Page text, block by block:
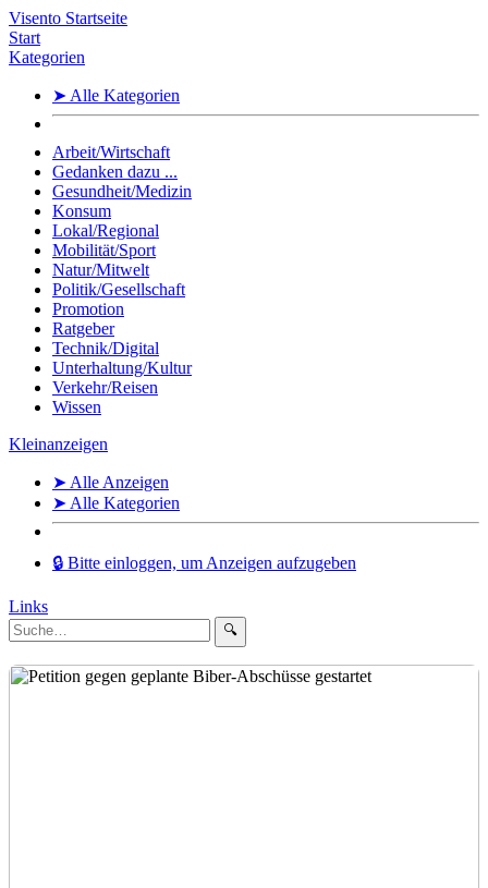
Visento Startseite
Start
Kategorien
➤ Alle Kategorien
Arbeit/Wirtschaft
Gedanken dazu ...
Gesundheit/Medizin
Konsum
Lokal/Regional
Mobilität/Sport
Natur/Mitwelt
Politik/Gesellschaft
Promotion
Ratgeber
Technik/Digital
Unterhaltung/Kultur
Verkehr/Reisen
Wissen
Kleinanzeigen
➤ Alle Anzeigen
➤ Alle Kategorien
🔒 Bitte einloggen, um Anzeigen aufzugeben
Links
🔍